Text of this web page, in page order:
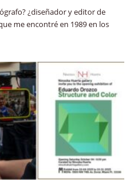
¿diseñador y editor de
me encontré en 1989 en los